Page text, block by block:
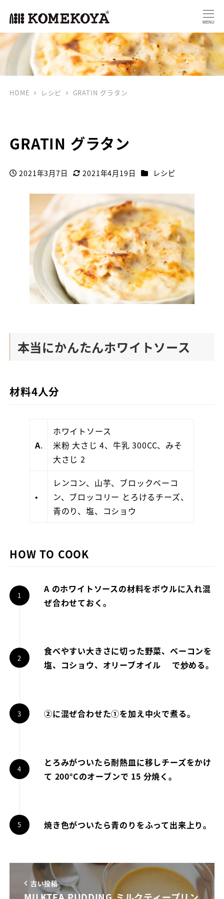
MENU
HOME レシピ GRATIN グラタン
GRATIN グラタン
投稿日
2021年3月7日
更新日
2021年4月19日 カテゴリー
レシピ
本当にかんたんホワイトソース
材料4人分
A.
ホワイトソース
米粉 大さじ 4、牛乳 300CC、みそ
大さじ 2
•
レンコン、山芋、ブロックベーコ
ン、ブロッコリー とろけるチーズ、
青のり、塩、コショウ
HOW TO COOK
A のホワイトソースの材料をボウルに入れ混
ぜ合わせておく。
食べやすい大きさに切った野菜、ベーコンを
塩、コショウ、オリーブオイル で炒める。
②に混ぜ合わせた①を加え中火で煮る。
とろみがついたら耐熱皿に移しチーズをかけ
て 200°Cのオーブンで 15 分焼く。
焼き色がついたら青のりをふって出来上り。
古い投稿